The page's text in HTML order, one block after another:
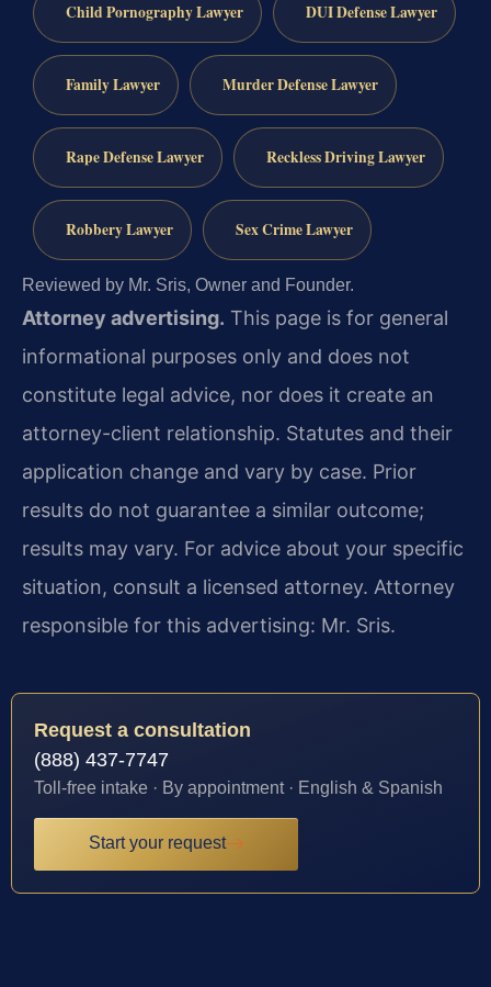
Child Pornography Lawyer DUI Defense Lawyer
Family Lawyer Murder Defense Lawyer
Rape Defense Lawyer Reckless Driving Lawyer
Robbery Lawyer Sex Crime Lawyer
Reviewed by Mr. Sris, Owner and Founder.
Attorney advertising. This page is for general
informational purposes only and does not
constitute legal advice, nor does it create an
attorney-client relationship. Statutes and their
application change and vary by case. Prior
results do not guarantee a similar outcome;
results may vary. For advice about your specific
situation, consult a licensed attorney. Attorney
responsible for this advertising: Mr. Sris.
Request a consultation
(888) 437-7747
Toll-free intake · By appointment · English & Spanish
Start your request